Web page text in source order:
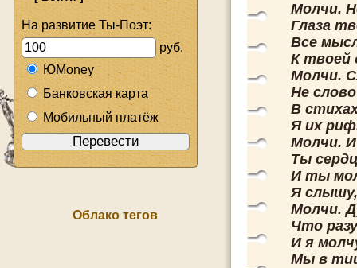
На развитие Ты-Поэт:
руб.
ЮMoney
Банковская карта
Мобильный платёж
Облако тегов
Молчи.
Глаза
Все
К твоей
Молчи.
Не
В
Я их
Молчи.
Ты
И ты
Я
Молчи.
Что
И я
Мы в